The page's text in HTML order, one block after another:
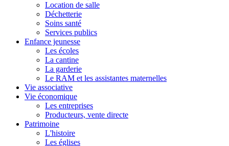
Location de salle
Déchetterie
Soins santé
Services publics
Enfance jeunesse
Les écoles
La cantine
La garderie
Le RAM et les assistantes maternelles
Vie associative
Vie économique
Les entreprises
Producteurs, vente directe
Patrimoine
L'histoire
Les églises